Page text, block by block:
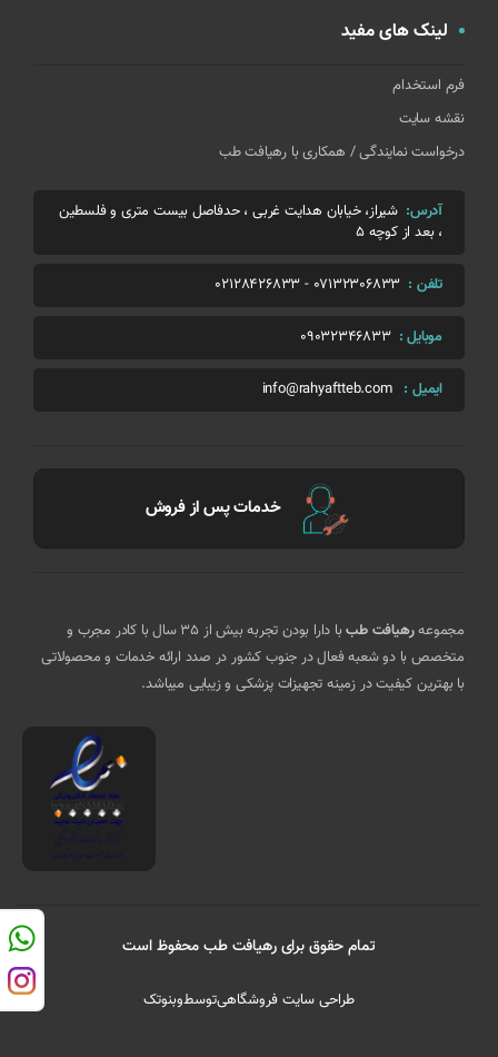
لینک های مفید
فرم استخدام
نقشه سایت
درخواست نمایندگی / همکاری با رهیافت طب
آدرس: شیراز، خیابان هدایت غربی ، حدفاصل بیست متری و فلسطین
، بعد از کوچه 5
تلفن : 07132306833
-
02128426833
موبایل : 09032346833
ایمیل : info@rahyaftteb.com
خدمات پس از فروش
مجموعهرهیافت طب
با دارا بودن تجربه بیش از 35 سال با کادر مجرب و
متخصص با دو شعبه فعال در جنوب کشور در صدد ارائه خدمات و محصولاتی
با بهترین کیفیت در زمینه تجهیزات پزشکی و زیبایی میباشد.
تمام حقوق برای رهیافت طب محفوظ است
طراحی سایت فروشگاهیتوسطوبنوتک